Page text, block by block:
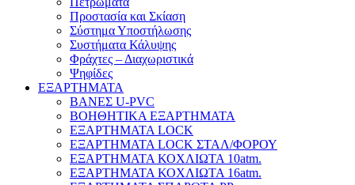
Προστασία και Σκίαση
Σύστημα Υποστήλωσης
Συστήματα Κάλυψης
Φράχτες – Διαχωριστικά
Ψηφίδες
ΕΞΑΡΤΗΜΑΤΑ
ΒΑΝΕΣ U-PVC
ΒΟΗΘΗΤΙΚΑ ΕΞΑΡΤΗΜΑΤΑ
ΕΞΑΡΤΗΜΑΤΑ LOCK
ΕΞΑΡΤΗΜΑΤΑ LOCK ΣΤΑΛ/ΦΟΡΟΥ
ΕΞΑΡΤΗΜΑΤΑ ΚΟΧΛΙΩΤΑ 10atm.
ΕΞΑΡΤΗΜΑΤΑ ΚΟΧΛΙΩΤΑ 16atm.